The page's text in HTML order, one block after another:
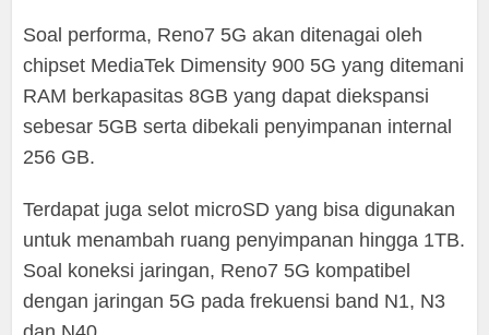
Soal performa, Reno7 5G akan ditenagai oleh
chipset MediaTek Dimensity 900 5G yang ditemani
RAM berkapasitas 8GB yang dapat diekspansi
sebesar 5GB serta dibekali penyimpanan internal
256 GB.
Terdapat juga selot microSD yang bisa digunakan
untuk menambah ruang penyimpanan hingga 1TB.
Soal koneksi jaringan, Reno7 5G kompatibel
dengan jaringan 5G pada frekuensi band N1, N3